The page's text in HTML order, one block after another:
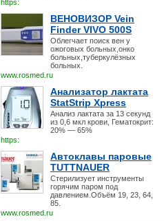
https:
ВЕНОВИЗОР Vein
Finder VIVO 500S
Облегчает поиск вен у
ожоговых больных,онко
больных,туберкулёзных
больных.
www.rosmed.ru
Анализатор лактата
StatStrip Xpress
Анализ лактата за 13 секунд
из 0,6 мкл крови, Гематокрит:
20% — 65%
https:
Автоклавы паровые
TUTTNAUER
Стерилизует инструменты
горячим паром под
давлением.Объём 19, 23, 64,
85.
www.rosmed.ru